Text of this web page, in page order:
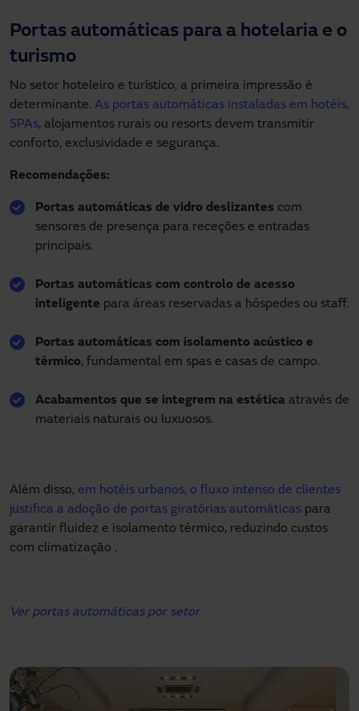
Portas automáticas para a hotelaria e o
turismo
No setor hoteleiro e turístico, a primeira impressão é
determinante. As portas automáticas instaladas em hotéis,
SPAs, alojamentos rurais ou resorts devem transmitir
conforto, exclusividade e segurança.
Recomendações:
Portas automáticas de vidro deslizantes com
sensores de presença para receções e entradas
principais.
Portas automáticas com controlo de acesso
inteligente para áreas reservadas a hóspedes ou staff.
Portas automáticas com isolamento acústico e
térmico, fundamental em spas e casas de campo.
Acabamentos que se integrem na estética através de
materiais naturais ou luxuosos.
Além disso, em hotéis urbanos, o fluxo intenso de clientes
justifica a adoção de portas giratórias automáticas para
garantir fluidez e isolamento térmico, reduzindo custos
com climatização .
Ver portas automáticas por setor